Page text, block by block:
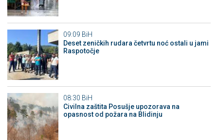
09:09 BiH
Deset zeničkih rudara četvrtu noć ostali u jami
Raspotočje
08:30 BiH
Civilna zaštita Posušje upozorava na
opasnost od požara na Blidinju